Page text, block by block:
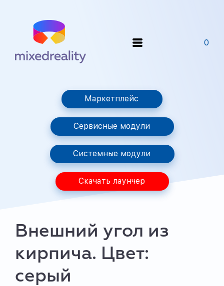
0
Маркетплейс
Сервисные модули
Системные модули
Скачать лаунчер
Внешний угол из
кирпича. Цвет:
серый